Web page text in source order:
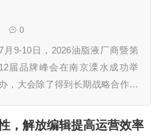
0
月9-10日，2026油脂液厂商暨第
12届品牌峰会在南京溧水成功举
办，大会除了得到长期战略合作伙
司、江苏汤姆智能装备有限公司的
，解放编辑提高运营效率